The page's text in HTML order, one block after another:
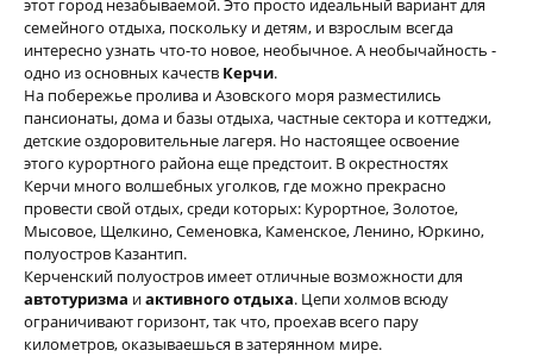
этот город незабываемой. Это просто идеальный вариант для
семейного отдыха, поскольку и детям, и взрослым всегда
интересно узнать что-то новое, необычное. А необычайность -
одно из основных качеств Керчи.
На побережье пролива и Азовского моря разместились
пансионаты, дома и базы отдыха, частные сектора и коттеджи,
детские оздоровительные лагеря. Но настоящее освоение
этого курортного района еще предстоит. В окрестностях
Керчи много волшебных уголков, где можно прекрасно
провести свой отдых, среди которых: Курортное, Золотое,
Мысовое, Щелкино, Семеновка, Каменское, Ленино, Юркино,
полуостров Казантип.
Керченский полуостров имеет отличные возможности для
автотуризма иактивного отдыха. Цепи холмов всюду
ограничивают горизонт, так что, проехав всего пару
километров, оказываешься в затерянном мире.